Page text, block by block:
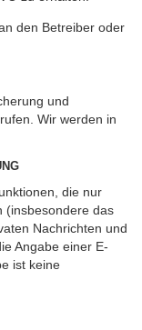
den Betreiber oder
und
Wir werden in
die nur
(insbesondere das
Nachrichten und
Angabe einer E-
ist keine